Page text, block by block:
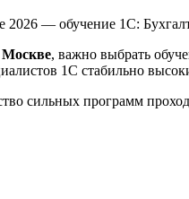
2026 — обучение 1С:
, важно выбрать
1С стабильно
сильных программ